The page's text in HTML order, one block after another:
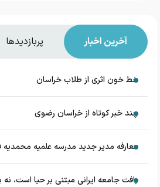
آخرین اخبار پربازدیدها
خط خون اثری از طلاب خراسان
چند خبر کوتاه از خراسان رضوی
معارفه مدیر جدید مدرسه علمیه محمدیه
بافت جامعه ایرانی مبتنی بر حیا است،